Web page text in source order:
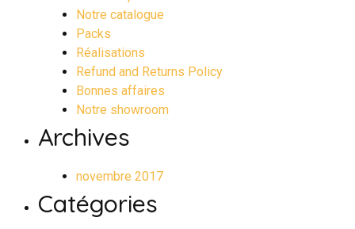
Notre catalogue
Packs
Réalisations
Refund and Returns Policy
Bonnes affaires
Notre showroom
Archives
novembre 2017
Catégories